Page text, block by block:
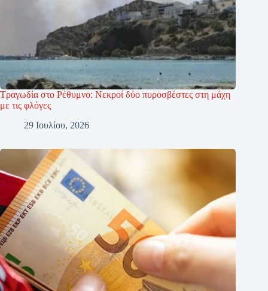
Τραγωδία στο Ρέθυμνο: Νεκροί δύο πυροσβέστες στη μάχη
με τις φλόγες
29 Ιουλίου, 2026